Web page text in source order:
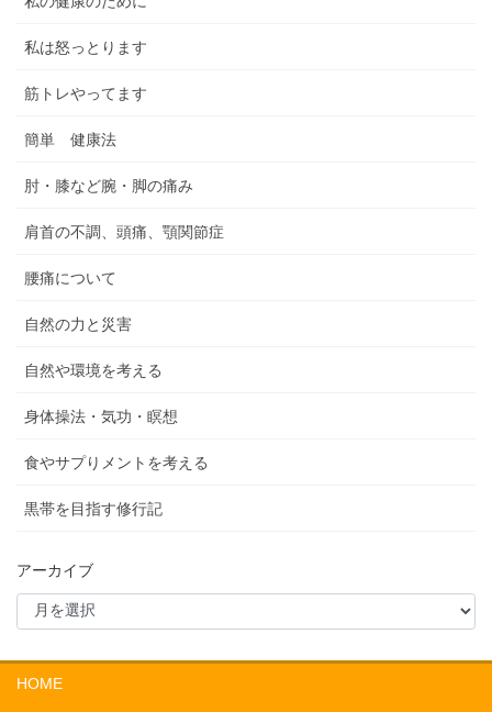
私は怒っとります
筋トレやってます
簡単 健康法
肘・膝など腕・脚の痛み
肩首の不調、頭痛、顎関節症
腰痛について
自然の力と災害
自然や環境を考える
身体操法・気功・瞑想
食やサプりメントを考える
黒帯を目指す修行記
アーカイブ
HOME